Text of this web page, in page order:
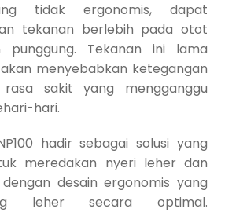
tidak ergonomis, dapat
tekanan berlebih pada otot
punggung. Tekanan ini lama
menyebabkan ketegangan
sakit yang mengganggu
hari.
hadir sebagai solusi yang
meredakan nyeri leher dan
desain ergonomis yang
leher secara optimal.